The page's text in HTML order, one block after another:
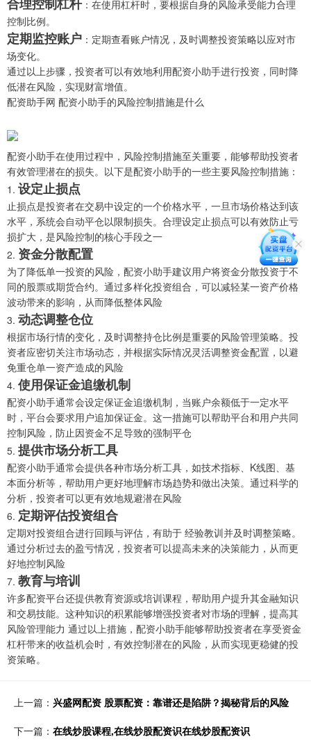
：在使用杠杆时，要根据自身的风险承受能力合理
控制比例。
定期监控账户 ：定期查看账户情况，及时调整投资策略以应对市
场变化。
通过以上步骤，投资者可以有效地利用配资小助手进行投资，同时降
低潜在风险，实现财富增值。
配资助手网 配资小助手的风险控制措施是什么
配资小助手在使用过程中，风险控制措施至关重要，能够帮助投资者
有效管理潜在的损失。以下是配资小助手的一些主要风险控制措施：
1. 设定止损点
止损点是投资者在交易中设定的一个价格水平，一旦市场价格达到该
水平，系统会自动平仓以限制损失。合理设定止损点可以有效防止亏
损扩大，是风险控制的核心手段之一
2. 资金分散配置
为了降低单一投资的风险，配资小助手建议用户将资金分散投资于不
同的股票或期货合约。通过多样化投资组合，可以减轻某一资产价格
波动带来的影响，从而降低整体风险
3. 动态调整仓位
根据市场行情的变化，及时调整持仓比例是重要的风险管理策略。投
资者应密切关注市场动态，并根据实际情况灵活调整资金配置，以避
免重仓单一资产造成的风险
4. 使用保证金追缴机制
配资小助手通常会设定保证金追缴机制，当账户余额低于一定水平
时，平台会要求用户追加保证金。这一措施可以帮助平台和用户共同
控制风险，防止因资金不足导致的强制平仓
5. 提供市场分析工具
配资小助手通常会提供各种市场分析工具，如技术指标、K线图、基
本面分析等，帮助用户更好地理解市场趋势和做出决策。通过科学的
分析，投资者可以更有效地规避潜在风险
6. 定期评估投资组合
定期对投资组合进行回顾与评估，有助于 经验教训并及时调整策略。
通过分析过去的盈亏情况，投资者可以提高未来的决策能力，从而更
好地控制风险
7. 教育与培训
许多配资平台还提供教育资源或培训课程，帮助用户提升其金融知识
和交易技能。这种知识的积累能够增强投资者对市场的理解，提高其
风险管理能力 通过以上措施，配资小助手能够帮助投资者在享受资金
杠杆带来的收益机会时，有效控制潜在的风险，从而实现更稳健的投
资策略。
上一篇： 兴盛网配资 股票配资：靠谱还是陷阱？揭秘背后的风险
下一篇： 在线炒股课程,在线炒股配资识在线炒股配资识